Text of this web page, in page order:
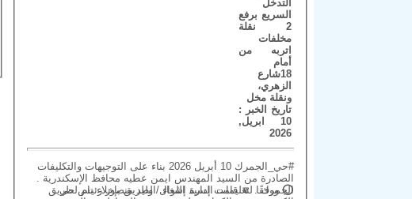
التدخل
السريع برفع
2 نقلة
مخلفات
اتربه من
أمام
18شارع
الزهري،
ونقلة مخل
تاريخ الخبر :
10 ابريل,
2026
#حي_الجمرك 10 أبريل 2026 بناء على التوجيهات والتكليفات
⭕ ووفقًا لتعليمات السيد اللواء / وليد منصور رئيس حي الجمرك . 🔽 قامت إدارة إشغال الطريق بإخلاء تام لطريق